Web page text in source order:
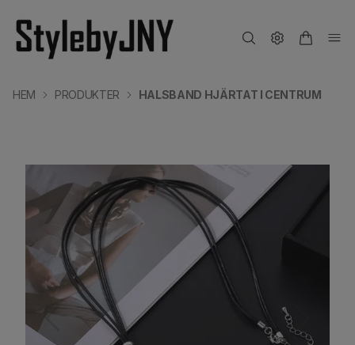
HEM PRODUKTER HALSBAND HJÄRTAT I CENTRUM